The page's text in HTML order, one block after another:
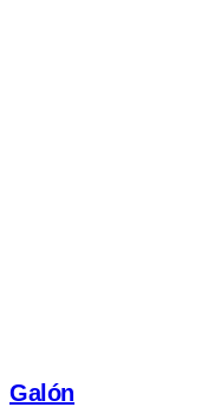
Galón